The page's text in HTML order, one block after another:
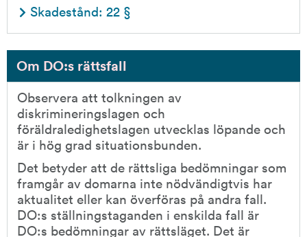
Skadestånd: 22 §
Om DO:s rättsfall
Observera att tolkningen av
diskrimineringslagen och
föräldraledighetslagen utvecklas löpande och
är i hög grad situationsbunden.
Det betyder att de rättsliga bedömningar som
framgår av domarna inte nödvändigtvis har
aktualitet eller kan överföras på andra fall.
DO:s ställningstaganden i enskilda fall är
DO:s bedömningar av rättsläget. Det är